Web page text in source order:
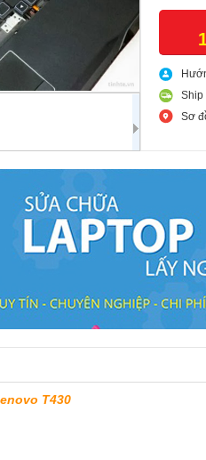
Ship
Sơ
T430